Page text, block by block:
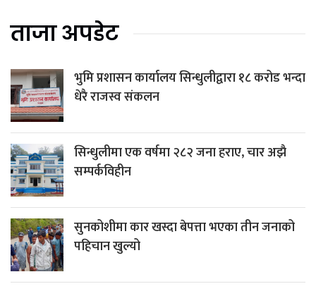
ताजा अपडेट
भुमि प्रशासन कार्यालय सिन्धुलीद्वारा १८ करोड भन्दा
धेरै राजस्व संकलन
सिन्धुलीमा एक वर्षमा २८२ जना हराए, चार अझै
सम्पर्कविहीन
सुनकोशीमा कार खस्दा बेपत्ता भएका तीन जनाको
पहिचान खुल्यो